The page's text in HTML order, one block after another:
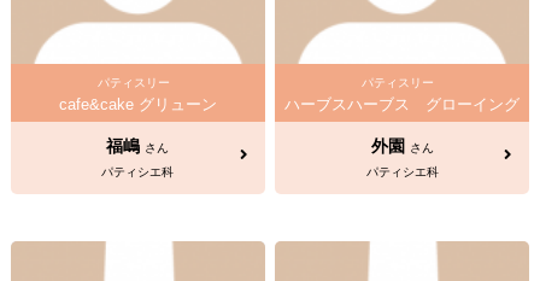
パティスリー
cafe&cake グリューン
福嶋 さん
パティシエ科
パティスリー
ハーブスハーブス グローイング
外園
さん
パティシエ科